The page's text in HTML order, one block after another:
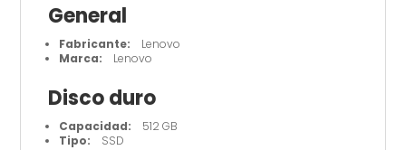
General
Fabricante: Lenovo
Marca: Lenovo
Disco duro
Capacidad: 512 GB
Tipo: SSD